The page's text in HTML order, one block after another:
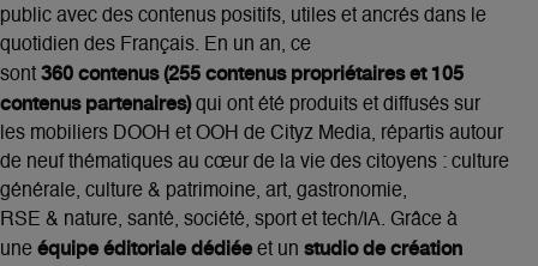
public avec des contenus positifs, utiles et ancrés dans le
quotidien des Français. En un an, ce
sont 360 contenus (255 contenus propriétaires et 105
contenus partenaires)qui ont été produits et diffusés sur
les mobiliers DOOH et OOH de Cityz Media, répartis autour
de neuf thématiques au cœur de la vie des citoyens : culture
générale, culture & patrimoine, art, gastronomie,
RSE & nature, santé, société, sport et tech/IA. Grâce à
une équipe éditoriale dédiée et un studio de création